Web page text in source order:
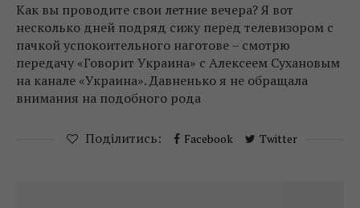
Как вы проводите свои летние вечера? Я вот
несколько дней подряд сижу перед телевизором с
пачкой успокоительного наготове – смотрю
передачу «Говорит Украина» с Алексеем Сухановым
на канале «Украина». Давненько я не обращала
внимания на подобного рода
Поділитись: Facebook Twitter